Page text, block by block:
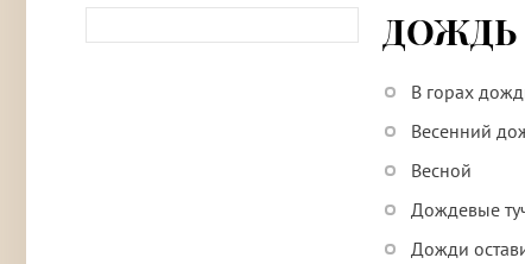
ДОЖДЬ
В горах
Весенний
Весной
Дождевые
Дожди